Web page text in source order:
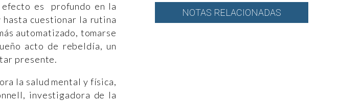
es profundo en la
cuestionar la rutina
automatizado, tomarse
acto de rebeldía, un
presente.
la salud mental y física,
investigadora de la
NOTAS RELACIONADAS